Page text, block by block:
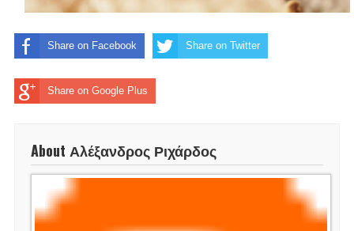
Share on Facebook Share on Twitter
Share on Google Plus
About Αλέξανδρος Ριχάρδος